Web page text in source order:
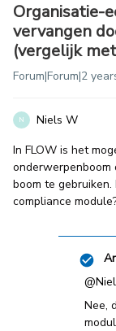
Organisatie-
vervangen
(vergelijk
Forum|Forum|2
N
Niels W
In FLOW is het
onderwerpenboom
boom te
compliance
Nee,